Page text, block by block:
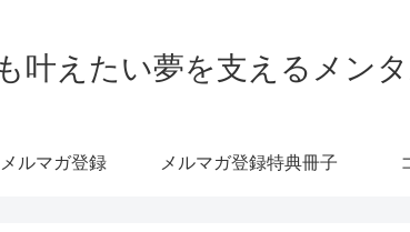
叶えたい夢を支えるメン
メルマガ登録 メルマガ登録特典冊子